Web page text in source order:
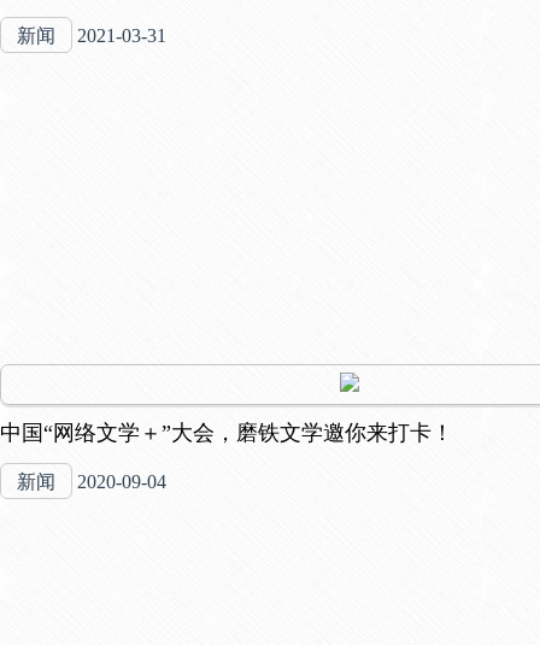
新闻 2021-03-31
中国“网络文学＋”大会，磨铁文学邀你来打卡！
新闻 2020-09-04